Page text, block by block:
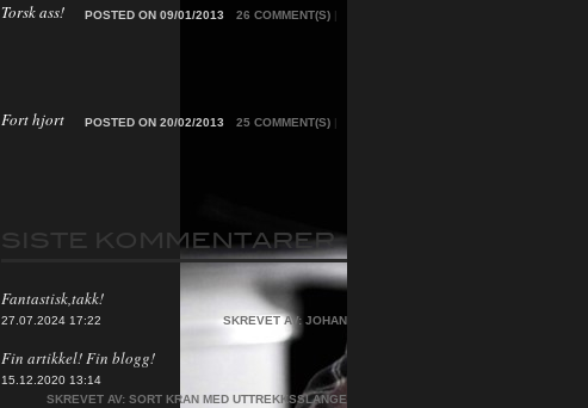
Torsk ass! 26 COMMENT(S) |
POSTED ON 09/01/2013
Fort hjort 25 COMMENT(S) |
POSTED ON 20/02/2013
SISTE KOMMENTARER
Fantastisk,takk!
27.07.2024 17:22 SKREVET AV: JOHAN
Fin artikkel! Fin blogg!
15.12.2020 13:14
SKREVET AV: SORT KRAN MED UTTREKKSSLANGE